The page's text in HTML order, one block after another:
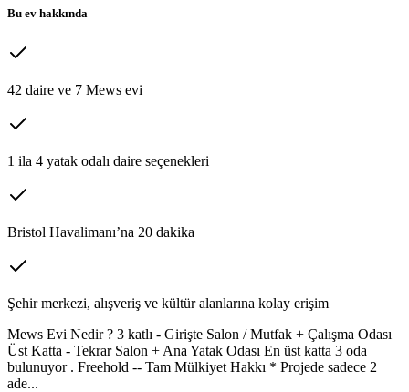
Bu ev hakkında
42 daire ve 7 Mews evi
1 ila 4 yatak odalı daire seçenekleri
Bristol Havalimanı’na 20 dakika
Şehir merkezi, alışveriş ve kültür alanlarına kolay erişim
Mews Evi Nedir ? 3 katlı - Girişte Salon / Mutfak + Çalışma Odası
Üst Katta - Tekrar Salon + Ana Yatak Odası En üst katta 3 oda
bulunuyor . Freehold -- Tam Mülkiyet Hakkı * Projede sadece 2
ade...